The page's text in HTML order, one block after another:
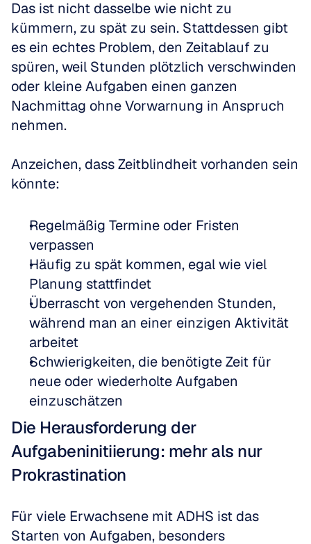
Das ist nicht dasselbe wie nicht zu
kümmern, zu spät zu sein. Stattdessen gibt
es ein echtes Problem, den Zeitablauf zu
spüren, weil Stunden plötzlich verschwinden
oder kleine Aufgaben einen ganzen
Nachmittag ohne Vorwarnung in Anspruch
nehmen.
Anzeichen, dass Zeitblindheit vorhanden sein
könnte:
Regelmäßig Termine oder Fristen
verpassen
Häufig zu spät kommen, egal wie viel
Planung stattfindet
Überrascht von vergehenden Stunden,
während man an einer einzigen Aktivität
arbeitet
Schwierigkeiten, die benötigte Zeit für
neue oder wiederholte Aufgaben
einzuschätzen
Die Herausforderung der
Aufgabeninitiierung: mehr als nur
Prokrastination
Für viele Erwachsene mit ADHS ist das
Starten von Aufgaben, besonders